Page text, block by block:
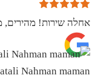
אחלה שירות! מהירים,
Nahman maman